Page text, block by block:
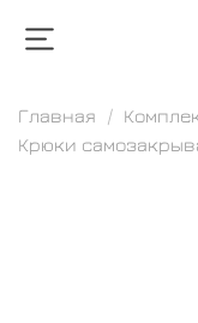
Главная
Крюки